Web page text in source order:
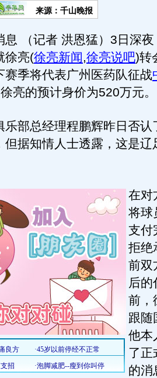
来源：千山晚报
（记者 洪恩猛）3日深夜
徐亮(徐亮新闻,徐亮说吧)转
赛季将代表广州医药队征战
亮的预计身价为520万元。
部总经理程鹏辉昨日否认
但据知情人士透露，这是辽
在对
将球
支付
拒绝
前双
后的
前，
跟随
他本
了正
的消